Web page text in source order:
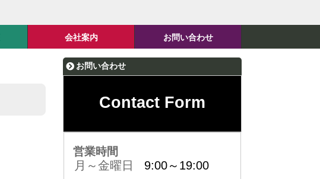
会社案内 お問い合わせ
お問い合わせ
Contact Form
営業時間
月～金曜日 9:00～19:00